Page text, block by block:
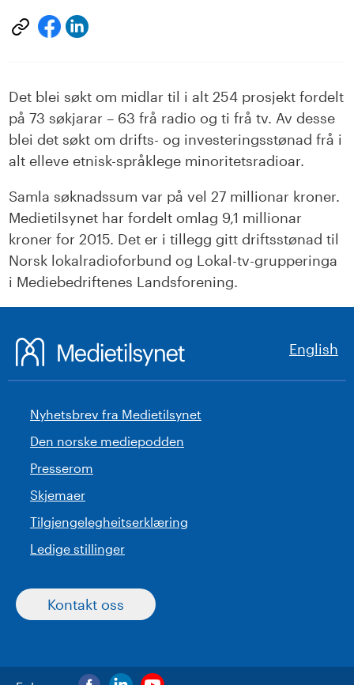
Del Del
Det blei søkt om midlar til i alt 254 prosjekt fordelt
på 73 søkjarar – 63 frå radio og ti frå tv. Av desse
blei det søkt om drifts- og investeringsstønad frå i
alt elleve etnisk-språklege minoritetsradioar.
Samla søknadssum var på vel 27 millionar kroner.
Medietilsynet har fordelt omlag 9,1 millionar
kroner for 2015. Det er i tillegg gitt driftsstønad til
Norsk lokalradioforbund og Lokal-tv-grupperinga
i Mediebedriftenes Landsforening.
English
Nyhetsbrev fra Medietilsynet
Den norske mediepodden
Presserom
Skjemaer
Tilgjengelegheitserklæring
Ledige stillinger
Kontakt oss